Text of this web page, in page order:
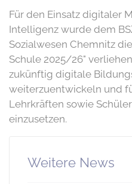
Für den Einsatz digitaler
Intelligenz wurde dem
Sozialwesen Chemnitz
Schule 2025/26"
zukünftig digitale
weiterzuentwickeln und
Lehrkräften sowie
einzusetzen.
Weitere News